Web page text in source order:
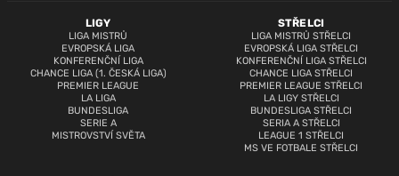
LIGY
LIGA MISTRŮ
EVROPSKÁ LIGA
KONFERENČNÍ LIGA
CHANCE LIGA (1. ČESKÁ LIGA)
PREMIER LEAGUE
LA LIGA
BUNDESLIGA
SERIE A
MISTROVSTVÍ SVĚTA
STŘELCI
LIGA MISTRŮ STŘELCI
EVROPSKÁ LIGA STŘELCI
KONFERENČNÍ LIGA STŘELCI
CHANCE LIGA STŘELCI
PREMIER LEAGUE STŘELCI
LA LIGY STŘELCI
BUNDESLIGA STŘELCI
SERIA A STŘELCI
LEAGUE 1 STŘELCI
MS VE FOTBALE STŘELCI